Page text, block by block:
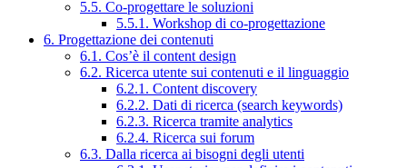
5.5. Co-progettare le soluzioni
5.5.1. Workshop di co-progettazione
6. Progettazione dei contenuti
6.1. Cos’è il content design
6.2. Ricerca utente sui contenuti e il linguaggio
6.2.1. Content discovery
6.2.2. Dati di ricerca (search keywords)
6.2.3. Ricerca tramite analytics
6.2.4. Ricerca sui forum
6.3. Dalla ricerca ai bisogni degli utenti